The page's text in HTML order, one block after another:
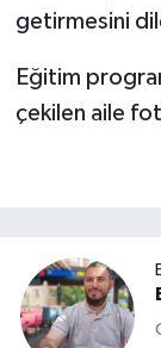
getirmesini
Eğitim
çekilen aile